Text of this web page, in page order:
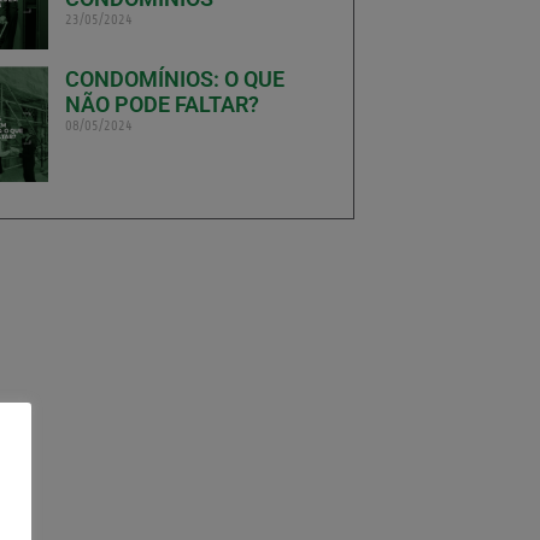
23/05/2024
CONDOMÍNIOS: O QUE
NÃO PODE FALTAR?
08/05/2024